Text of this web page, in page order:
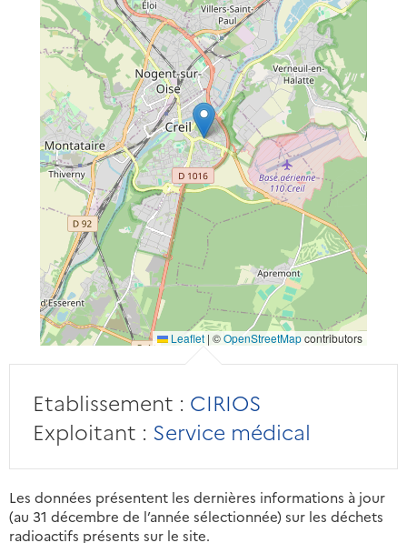
Leaflet | ©OpenStreetMapcontributors
Etablissement : CIRIOS
Exploitant : Service médical
Les données présentent les dernières informations à jour
(au 31 décembre de l’année sélectionnée) sur les déchets
radioactifs présents sur le site.